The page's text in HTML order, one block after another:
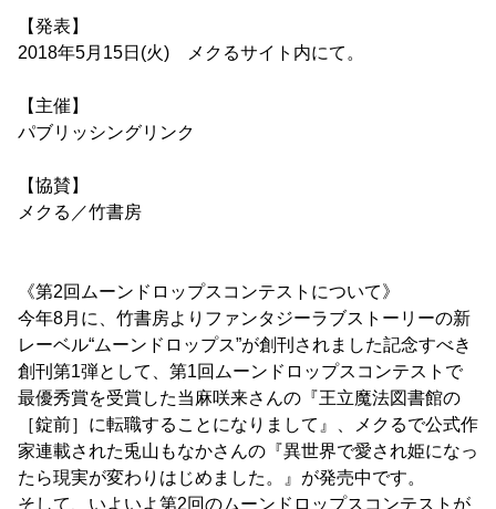
【発表】
2018年5月15日(火) メクるサイト内にて。
【主催】
パブリッシングリンク
【協賛】
メクる／竹書房
《第2回ムーンドロップスコンテストについて》
今年8月に、竹書房よりファンタジーラブストーリーの新
レーベル“ムーンドロップス”が創刊されました記念すべき
創刊第1弾として、第1回ムーンドロップスコンテストで
最優秀賞を受賞した当麻咲来さんの『王立魔法図書館の
［錠前］に転職することになりまして』、メクるで公式作
家連載された兎山もなかさんの『異世界で愛され姫になっ
たら現実が変わりはじめました。』が発売中です。
そして、いよいよ第2回のムーンドロップスコンテストが